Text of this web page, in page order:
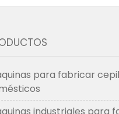
para fabricar